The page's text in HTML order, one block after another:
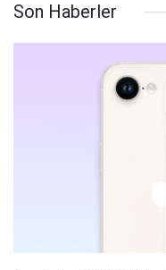
Son Haberler